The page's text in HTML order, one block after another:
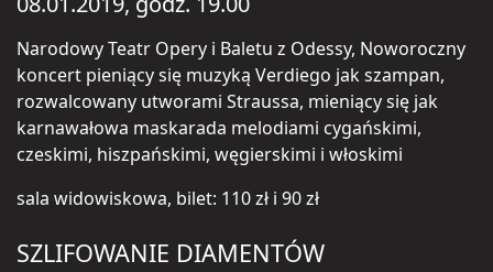
Narodowy Teatr Opery i Baletu z Odessy, Noworoczny
koncert pieniący się muzyką Verdiego jak szampan,
rozwalcowany utworami Straussa, mieniący się jak
karnawałowa maskarada melodiami cygańskimi,
czeskimi, hiszpańskimi, węgierskimi i włoskimi
sala widowiskowa, bilet: 110 zł i 90 zł
SZLIFOWANIE DIAMENTÓW